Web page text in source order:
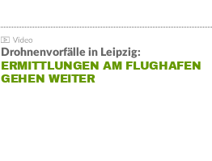
Drohnenvorfälle in Leipzig:
ERMITTLUNGEN AM FLUGHAFEN
GEHEN WEITER